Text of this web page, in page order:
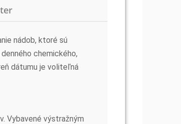
nádob, ktoré sú
chemického,
dátumu je voliteľná
Vybavené výstražným